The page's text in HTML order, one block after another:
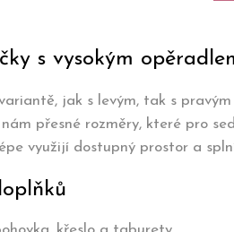
s vysokým
jak s levým, tak s
přesné rozměry, které pro
využijí dostupný prostor a